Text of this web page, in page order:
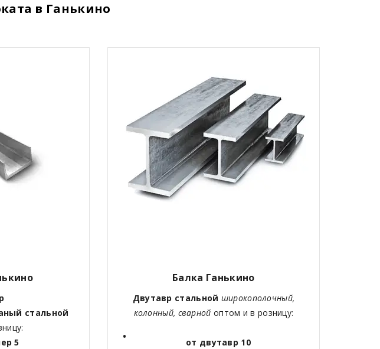
в Ганькино
стальной
5
Балка Ганькино
Двутавр стальной широкополочный,
колонный, сварной оптом и в розницу:
от двутавр 10